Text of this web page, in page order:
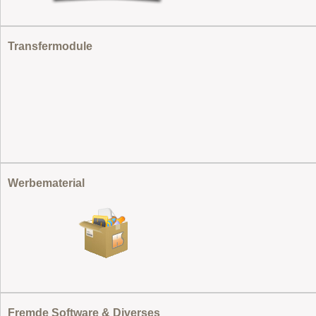
Transfermodule
Werbematerial
Fremde Software & Diverses